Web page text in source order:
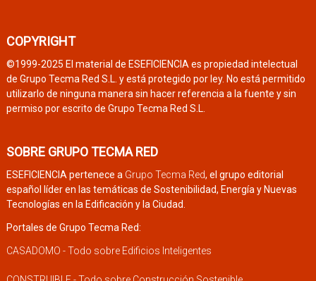
COPYRIGHT
©1999-2025 El material de ESEFICIENCIA es propiedad intelectual
de Grupo Tecma Red S.L. y está protegido por ley. No está permitido
utilizarlo de ninguna manera sin hacer referencia a la fuente y sin
permiso por escrito de Grupo Tecma Red S.L.
SOBRE GRUPO TECMA RED
ESEFICIENCIA pertenece a Grupo Tecma Red, el grupo editorial
español líder en las temáticas de Sostenibilidad, Energía y Nuevas
Tecnologías en la Edificación y la Ciudad.
Portales de Grupo Tecma Red:
CASADOMO - Todo sobre Edificios Inteligentes